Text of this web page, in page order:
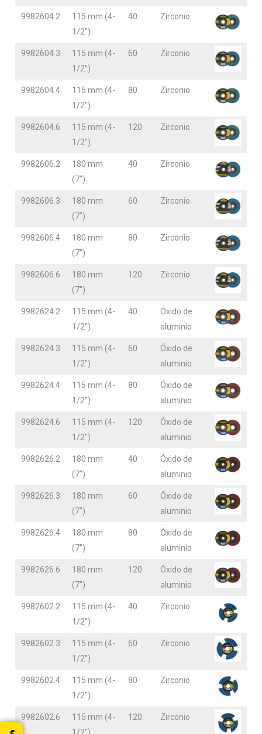
9982604.2
115 mm (4-
1/2″)
40 Zirconio
9982604.3
115 mm (4-
1/2″)
60 Zirconio
9982604.4
115 mm (4-
1/2″)
80 Zirconio
9982604.6
115 mm (4-
1/2″)
120 Zirconio
9982606.2
180 mm
(7″)
40 Zirconio
9982606.3
180 mm
(7″)
60 Zirconio
9982606.4
180 mm
(7″)
80 Zirconio
9982606.6
180 mm
(7″)
120 Zirconio
9982624.2
115 mm (4-
1/2″)
40
Óxido de
aluminio
9982624.3
115 mm (4-
1/2″)
60
Óxido de
aluminio
9982624.4
115 mm (4-
1/2″)
80
Óxido de
aluminio
9982624.6
115 mm (4-
1/2″)
120
Óxido de
aluminio
9982626.2
180 mm
(7″)
40
Óxido de
aluminio
9982626.3
180 mm
(7″)
60
Óxido de
aluminio
9982626.4
180 mm
(7″)
80
Óxido de
aluminio
9982626.6
180 mm
(7″)
120
Óxido de
aluminio
9982602.2
115 mm (4-
1/2″)
40 Zirconio
9982602.3
115 mm (4-
1/2″)
60 Zirconio
9982602.4
115 mm (4-
1/2″)
80 Zirconio
9982602.6
115 mm (4-
120 Zirconio